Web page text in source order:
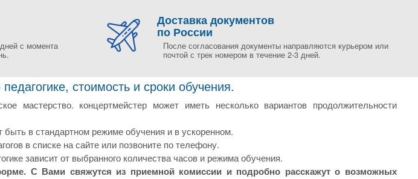
с момента
Доставка документов
по России
После согласования документы направляются курьером или
почтой с трек номером в течение 2-3 дней.
стоимость и сроки обучения.
мастерство. концертмейстер может иметь несколько вариантов продолжительности
в стандартном режиме обучения и в ускоренном.
в списке на сайте или позвоните по телефону.
зависит от выбранного количества часов и режима обучения.
С Вами свяжутся из приемной комиссии и подробно расскажут о возможных